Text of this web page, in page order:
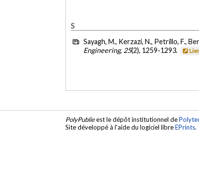
S
Sayagh, M., Kerzazi, N., Petrillo, F.,
Engineering, 25(2), 1259-1293.
PolyPublieest le dépôt institutionnel de
Site développé à l'aide du logiciel libreEPrints.